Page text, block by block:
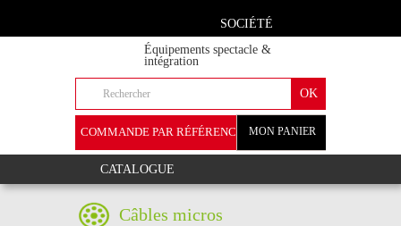
SOCIÉTÉ
Équipements spectacle &
intégration
MON PANIER
COMMANDE PAR RÉFÉRENCE
CATALOGUE
Câbles micros